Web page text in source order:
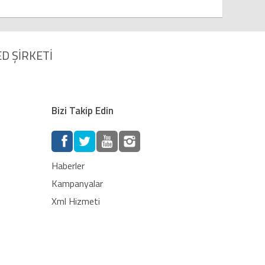
ŞİRKETİ
Bizi Takip Edin
Haberler
Kampanyalar
Xml Hizmeti